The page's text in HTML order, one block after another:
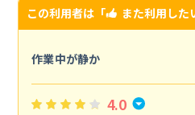
この利用者は「 また利用した
作業中が静か
4.0